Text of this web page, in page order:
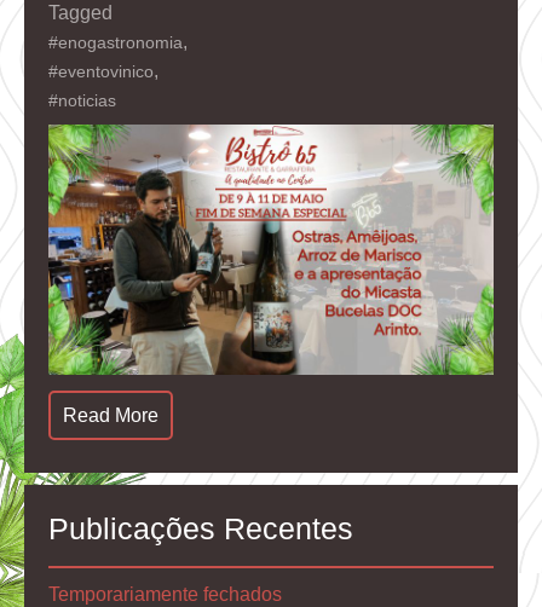
Tagged
#enogastronomia,
#eventovinico,
#noticias
Read More
Publicações Recentes
Temporariamente fechados